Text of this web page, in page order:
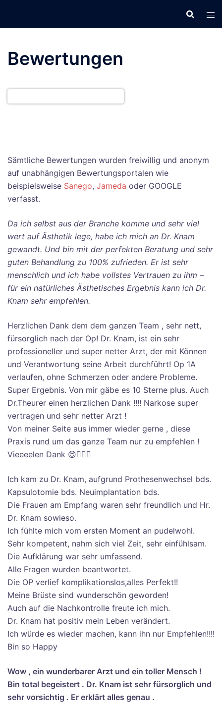
Bewertungen
Sämtliche Bewertungen wurden freiwillig und anonym
auf unabhängigen Bewertungsportalen wie
beispielsweise Sanego, Jameda oder GOOGLE
verfasst.
Da ich selbst aus der Branche komme und sehr viel
wert auf Ästhetik lege, habe ich mich an Dr. Knam
gewandt. Und bin mit der perfekten Beratung und sehr
guten Behandlung zu 100% zufrieden. Er ist sehr
menschlich und ich habe vollstes Vertrauen zu ihm –
für ein natürliches Ästhetisches Ergebnis kann ich Dr.
Knam sehr empfehlen.
Herzlichen Dank dem dem ganzen Team , sehr nett,
fürsorglich nach der Op! Dr. Knam, ist ein sehr
professioneller und super netter Arzt, der mit Können
und Verantwortung seine Arbeit durchführt! Op 1A
verlaufen, ohne Schmerzen oder andere Probleme.
Super Ergebnis. Von mir gäbe es 10 Sterne plus. Auch
Dr.Theurer einen herzlichen Dank !!!! Narkose super
vertragen und sehr netter Arzt !
Von meiner Seite aus immer wieder gerne , diese
Praxis rund um das ganze Team nur zu empfehlen !
Vieeeelen Dank 😊👍🏻🍀
Ich kam zu Dr. Knam, aufgrund Prothesenwechsel bds.
Kapsulotomie bds. Neuimplantation bds.
Die Frauen am Empfang waren sehr freundlich und Hr.
Dr. Knam sowieso.
Ich fühlte mich vom ersten Moment an pudelwohl.
Sehr kompetent, nahm sich viel Zeit, sehr einfühlsam.
Die Aufklärung war sehr umfassend.
Alle Fragen wurden beantwortet.
Die OP verlief komplikationslos,alles Perfekt!!
Meine Brüste sind wunderschön geworden!
Auch auf die Nachkontrolle freute ich mich.
Dr. Knam hat positiv mein Leben verändert.
Ich würde es wieder machen, kann ihn nur Empfehlen!!!!
Bin so Happy
Wow , ein wunderbarer Arzt und ein toller Mensch !
Bin total begeistert . Dr. Knam ist sehr fürsorglich und
sehr vorsichtig . Er erklärt alles genau .